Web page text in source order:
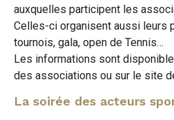
auxquelles participent les
Celles-ci organisent aussi leurs
tournois, gala, open de Tennis…
Les informations sont
des associations ou sur le site
La soirée des acteurs